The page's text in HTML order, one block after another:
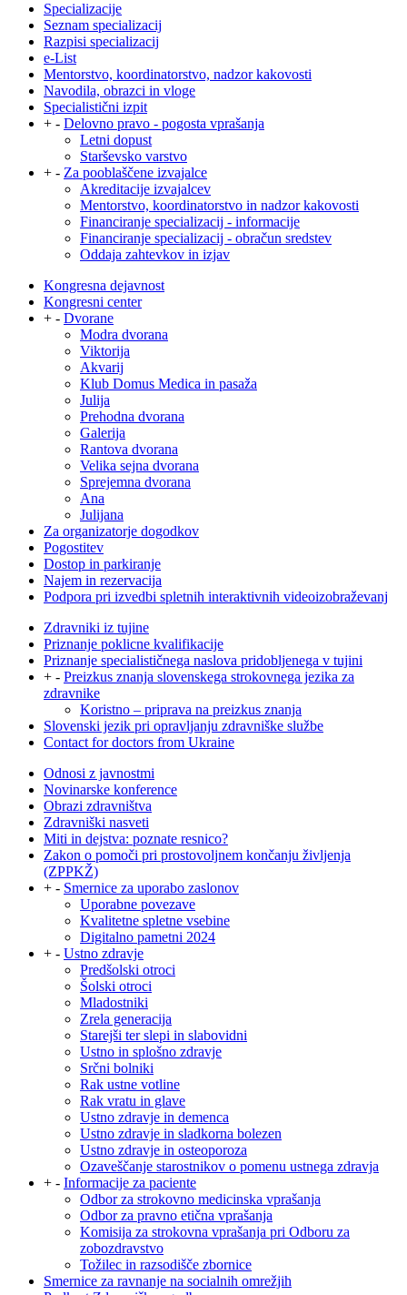
Specializacije
Seznam specializacij
Razpisi specializacij
e-List
Mentorstvo, koordinatorstvo, nadzor kakovosti
Navodila, obrazci in vloge
Specialistični izpit
+ - Delovno pravo - pogosta vprašanja
Letni dopust
Starševsko varstvo
+ - Za pooblaščene izvajalce
Akreditacije izvajalcev
Mentorstvo, koordinatorstvo in nadzor kakovosti
Financiranje specializacij - informacije
Financiranje specializacij - obračun sredstev
Oddaja zahtevkov in izjav
Kongresna dejavnost
Kongresni center
+ - Dvorane
Modra dvorana
Viktorija
Akvarij
Klub Domus Medica in pasaža
Julija
Prehodna dvorana
Galerija
Rantova dvorana
Velika sejna dvorana
Sprejemna dvorana
Ana
Julijana
Za organizatorje dogodkov
Pogostitev
Dostop in parkiranje
Najem in rezervacija
Podpora pri izvedbi spletnih interaktivnih videoizobraževanj
Zdravniki iz tujine
Priznanje poklicne kvalifikacije
Priznanje specialističnega naslova pridobljenega v tujini
+ - Preizkus znanja slovenskega strokovnega jezika za
zdravnike
Koristno – priprava na preizkus znanja
Slovenski jezik pri opravljanju zdravniške službe
Contact for doctors from Ukraine
Odnosi z javnostmi
Novinarske konference
Obrazi zdravništva
Zdravniški nasveti
Miti in dejstva: poznate resnico?
Zakon o pomoči pri prostovoljnem končanju življenja
(ZPPKŽ)
+ - Smernice za uporabo zaslonov
Uporabne povezave
Kvalitetne spletne vsebine
Digitalno pametni 2024
+ - Ustno zdravje
Predšolski otroci
Šolski otroci
Mladostniki
Zrela generacija
Starejši ter slepi in slabovidni
Ustno in splošno zdravje
Srčni bolniki
Rak ustne votline
Rak vratu in glave
Ustno zdravje in demenca
Ustno zdravje in sladkorna bolezen
Ustno zdravje in osteoporoza
Ozaveščanje starostnikov o pomenu ustnega zdravja
+ - Informacije za paciente
Odbor za strokovno medicinska vprašanja
Odbor za pravno etična vprašanja
Komisija za strokovna vprašanja pri Odboru za
zobozdravstvo
Tožilec in razsodišče zbornice
Smernice za ravnanje na socialnih omrežjih